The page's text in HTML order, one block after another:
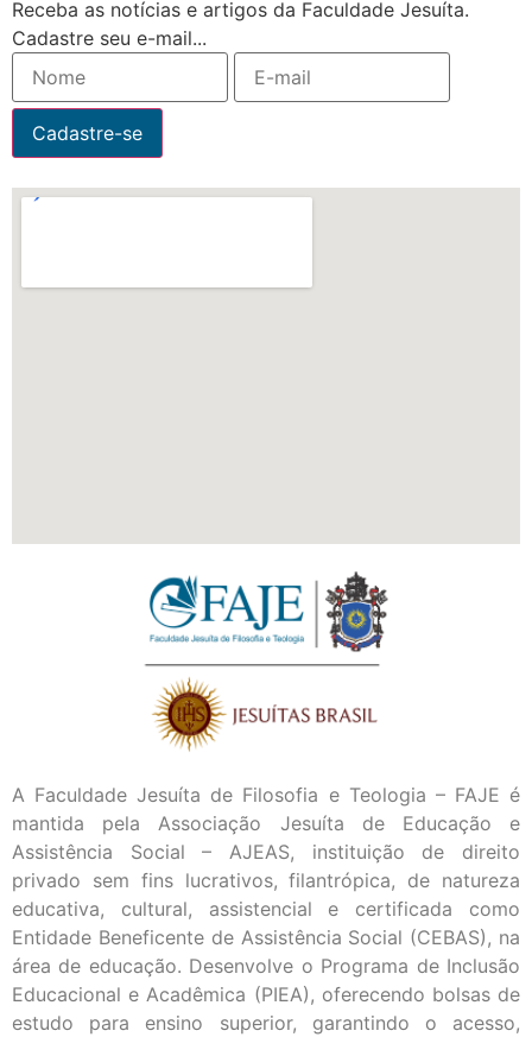
Receba as notícias e artigos da Faculdade Jesuíta.
Cadastre seu e-mail...
A Faculdade Jesuíta de Filosofia e Teologia – FAJE é
mantida pela Associação Jesuíta de Educação e
Assistência Social – AJEAS, instituição de direito
privado sem fins lucrativos, filantrópica, de natureza
educativa, cultural, assistencial e certificada como
Entidade Beneficente de Assistência Social (CEBAS), na
área de educação. Desenvolve o Programa de Inclusão
Educacional e Acadêmica (PIEA), oferecendo bolsas de
estudo para ensino superior, garantindo o acesso,